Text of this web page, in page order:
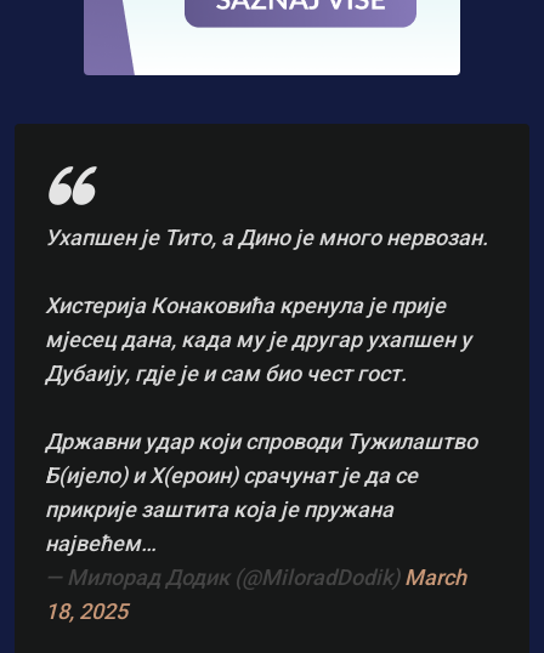
Ухапшен је Тито, а Дино је много нервозан.
Хистерија Конаковића кренула је прије
мјесец дана, када му је другар ухапшен у
Дубаију, гдjе је и сам био чест гост.
Државни удар који спроводи Тужилаштво
Б(ијело) и Х(ероин) срачунат је да се
прикрије заштита која је пружана
највећем…
— Милорад Додик (@MiloradDodik)March
18, 2025